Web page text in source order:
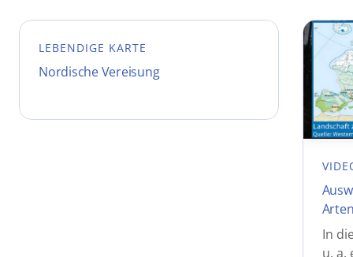
LEBENDIGE KARTE
Nordische Vereisung
In
u. a.